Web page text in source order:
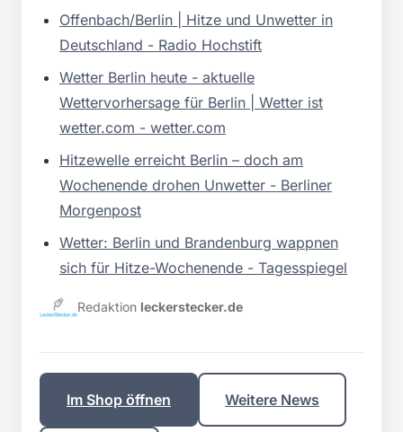
Offenbach/Berlin | Hitze und Unwetter in
Deutschland - Radio Hochstift
Wetter Berlin heute - aktuelle
Wettervorhersage für Berlin | Wetter ist
wetter.com - wetter.com
Hitzewelle erreicht Berlin – doch am
Wochenende drohen Unwetter - Berliner
Morgenpost
Wetter: Berlin und Brandenburg wappnen
sich für Hitze-Wochenende - Tagesspiegel
Redaktion leckerstecker.de
Im Shop öffnen Weitere News